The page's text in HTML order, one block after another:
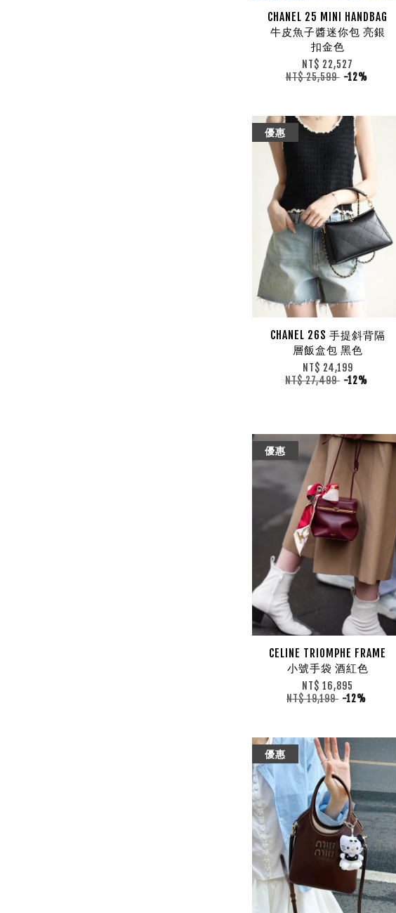
CHANEL 25 MINI HANDBAG
牛皮魚子醬迷你包 亮銀
扣金色
NT$ 22,527
NT$ 25,599 -12%
優惠
CHANEL 26S 手提斜背隔
層飯盒包 黑色
NT$ 24,199
NT$ 27,499 -12%
優惠
CELINE TRIOMPHE FRAME
小號手袋 酒紅色
NT$ 16,895
NT$ 19,199 -12%
優惠